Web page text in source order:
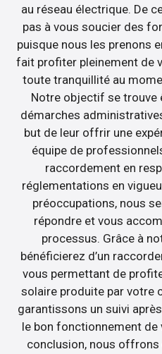
au réseau électrique. De
pas à vous soucier des
puisque nous les prenons
fait profiter pleinement de
toute tranquillité au
Notre objectif se trouve
démarches
but de leur offrir une
équipe de
raccordement en
réglementations en
préoccupations, nous
répondre et vous
processus. Grâce à
bénéficierez d’un
vous permettant de
solaire produite par votre
garantissons un suivi
le bon fonctionnement de
conclusion, nous